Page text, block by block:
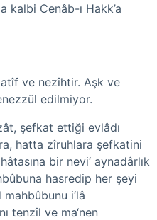
kalbi Cenâb-ı Hakk’a
ve nezîhtir. Aşk ve
edilmiyor.
şefkat ettiği evlâdı
hatta zîruhlara şefkatini
bir nevi‘ aynadârlık
hasredip her şeyi
i‘lâ
tenzîl ve ma‘nen